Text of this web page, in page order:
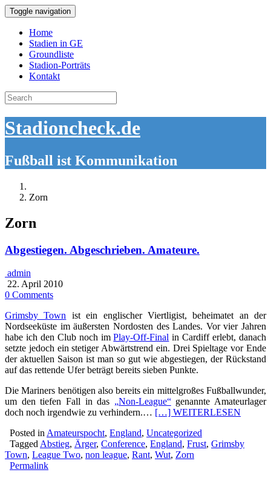
Toggle navigation
Home
Stadien in GE
Groundliste
Stadion-Porträts
Kontakt
Search
for:
Stadioncheck.de
Fußball ist Kommunikation
Zorn
Zorn
Abgestiegen. Abgeschrieben. Amateure.
admin
22. April 2010
0 Comments
Grimsby Town ist ein englischer Viertligist, beheimatet an der
Nordseeküste im äußersten Nordosten des Landes. Vor vier Jahren
habe ich den Club noch imPlay-Off-Final in Cardiff erlebt, danach
setzte jedoch ein stetiger Abwärtstrend ein. Drei Spieltage vor Ende
der aktuellen Saison ist man so gut wie abgestiegen, der Rückstand
auf das rettende Ufer beträgt bereits sieben Punkte.
Die Mariners benötigen also bereits ein mittelgroßes Fußballwunder,
um den tiefen Fall in das „Non-League“genannte Amateurlager
doch noch irgendwie zu verhindern.… […] WEITERLESEN
Posted in Amateurspocht, England, Uncategorized
Tagged Abstieg, Ärger, Conference, England, Frust, Grimsby
Town, League Two, non league, Rant, Wut, Zorn
Permalink